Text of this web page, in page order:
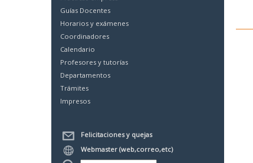
Guías Docentes
Horarios y exámenes
Coordinadores
Calendario
Profesores y tutorías
Departamentos
Trámites
Impresos
Felicitaciones y quejas
Webmaster (web,correo,etc)